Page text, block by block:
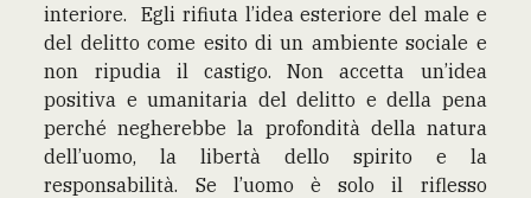
interiore. Egli rifiuta l’idea esteriore del male e
del delitto come esito di un ambiente sociale e
non ripudia il castigo. Non accetta un’idea
positiva e umanitaria del delitto e della pena
perché negherebbe la profondità della natura
dell’uomo, la libertà dello spirito e la
responsabilità. Se l’uomo è solo il riflesso